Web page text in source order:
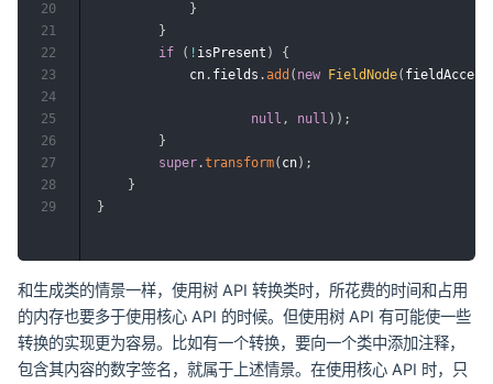
}
}
if
( ! isPresent )
{
            cn
. fields .add ( new FieldNode( fieldAccess
null , null ) ) ;
}
super .transform( cn) ;
}
}
20
21
22
23
24
25
26
27
28
29
和生成类的情景一样，使用树 API 转换类时，所花费的时间和占用
的内存也要多于使用核心 API 的时候。但使用树 API 有可能使一些
转换的实现更为容易。比如有一个转换，要向一个类中添加注释，
包含其内容的数字签名，就属于上述情景。在使用核心 API 时，只